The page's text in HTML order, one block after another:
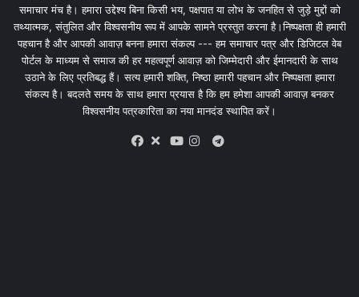
समाचार मंच है। हमारा उद्देश्य बिना किसी भय, पक्षपात या लोभ के जनहित से जुड़े मुद्दों को
तथ्यात्मक, संतुलित और विश्वसनीय रूप में आपके सामने प्रस्तुत करना है।निष्पक्षता ही हमारी
पहचान है और आपकी आवाज़ बनना हमारा संकल्प --- हम समाचार पत्र और डिजिटल वेब
पोर्टल के माध्यम से समाज की हर महत्वपूर्ण आवाज़ को जिम्मेदारी और ईमानदारी के साथ
उठाने के लिए प्रतिबद्ध हैं। सत्य हमारी शक्ति, निष्ठा हमारी पहचान और निष्पक्षता हमारा
संकल्प है। बदलते समय के साथ हमारा प्रयास है कि हम हमेशा आपकी आवाज़ बनकर
विश्वसनीय पत्रकारिता का नया मानदंड स्थापित करें।
X
Telegram